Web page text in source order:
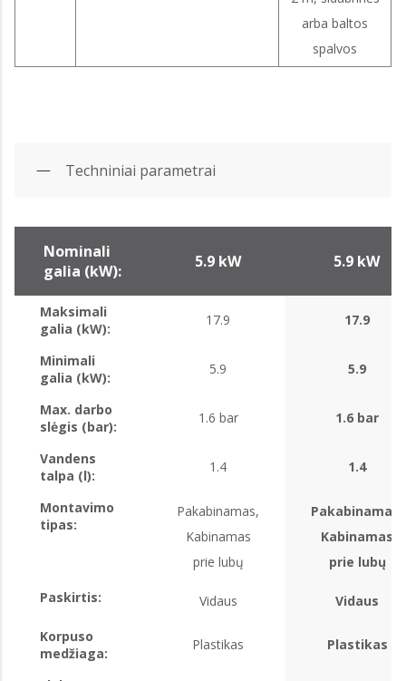
arba baltos
spalvos
Techniniai parametrai
Nominali
galia (kW):
5.9 kW 5.9 kW
Maksimali
galia (kW):
17.9 17.9
Minimali
galia (kW):
5.9 5.9
Max. darbo
slėgis (bar):
1.6 bar 1.6 bar
Vandens
talpa (l):
1.4 1.4
Montavimo
tipas:
Pakabinamas,
Kabinamas
prie lubų
Pakabinamas,
Kabinamas
prie lubų
Paskirtis: Vidaus Vidaus
Korpuso
medžiaga:
Plastikas Plastikas